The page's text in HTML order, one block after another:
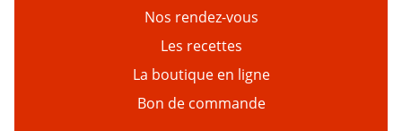
Nos rendez-vous
Les recettes
La boutique en ligne
Bon de commande